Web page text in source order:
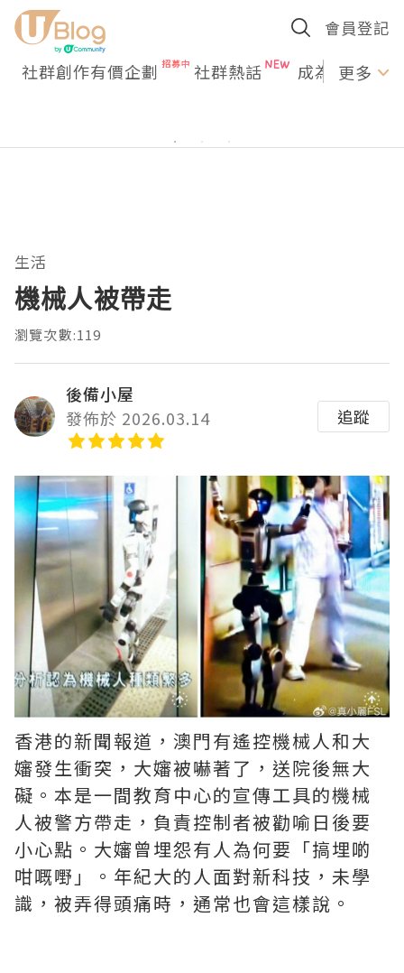
會員登記
社群創作有價企劃 社群熱話 成為U更多
生活
機械人被帶走
瀏覽次數:119
後備小屋
發佈於 2026.03.14
追蹤
香港的新聞報道，澳門有遙控機械人和大
嬸發生衝突，大嬸被嚇著了，送院後無大
礙。本是一間教育中心的宣傳工具的機械
人被警方帶走，負責控制者被勸喻日後要
小心點。大嬸曾埋怨有人為何要「搞埋啲
咁嘅嘢」。年紀大的人面對新科技，未學
識，被弄得頭痛時，通常也會這樣說。 ​​​